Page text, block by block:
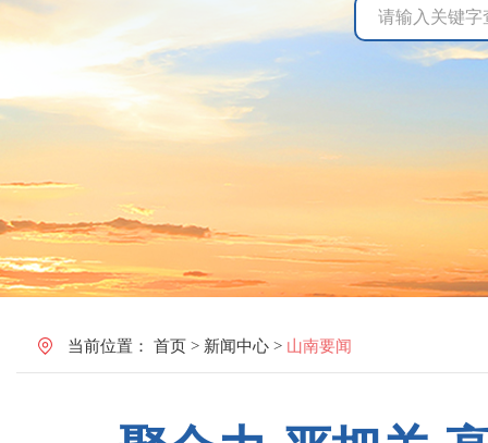
当前位置： 首页 > 新闻中心 > 山南要闻